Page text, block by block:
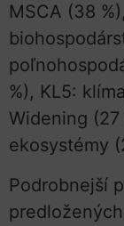
MSCA (38
%), KL5:
Widening
ekosystémy
Podrobnejší